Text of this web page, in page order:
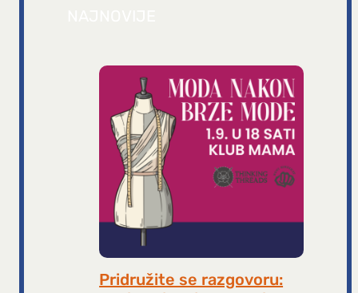
Pridružite se razgovoru: